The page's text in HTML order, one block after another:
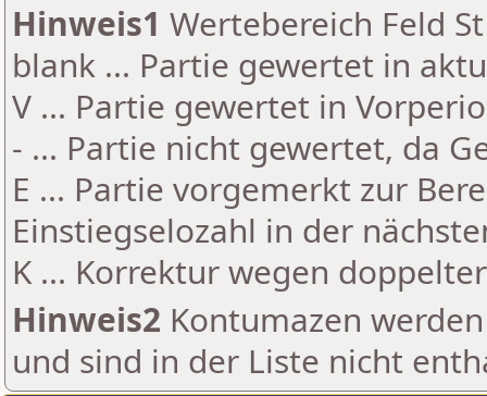
Hinweis1 Wertebereich Feld
blank ... Partie gewertet in
V ... Partie gewertet in
- ... Partie nicht gewertet, da
E ... Partie vorgemerkt zur
Einstiegselozahl in der
K ... Korrektur wegen
Hinweis2 Kontumazen
und sind in der Liste nicht